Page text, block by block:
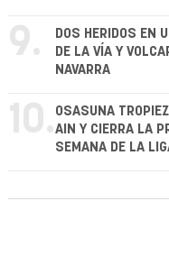
9.
DOS HERIDOS EN
DE LA VÍA Y
NAVARRA
10. OSASUNA
AIN Y CIERRA LA
SEMANA DE LA